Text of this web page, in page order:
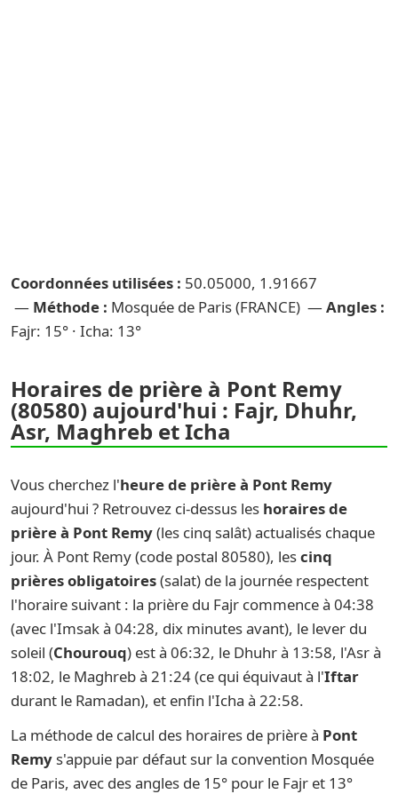
Coordonnées utilisées : 50.05000, 1.91667
— Méthode : Mosquée de Paris (FRANCE) — Angles :
Fajr: 15° · Icha: 13°
Horaires de prière à Pont Remy
(80580) aujourd'hui : Fajr, Dhuhr,
Asr, Maghreb et Icha
Vous cherchez l'heure de prière à Pont Remy
aujourd'hui ? Retrouvez ci-dessus les horaires de
prière à Pont Remy(les cinq salât) actualisés chaque
jour. À Pont Remy (code postal 80580), lescinq
prières obligatoires(salat) de la journée respectent
l'horaire suivant : la prière du Fajr commence à 04:38
(avec l'Imsak à 04:28, dix minutes avant), le lever du
soleil (Chourouq) est à 06:32, le Dhuhr à 13:58, l'Asr à
18:02, le Maghreb à 21:24 (ce qui équivaut à l'Iftar
durant le Ramadan), et enfin l'Icha à 22:58.
La méthode de calcul des horaires de prière à Pont
Remy s'appuie par défaut sur la convention Mosquée
de Paris, avec des angles de 15° pour le Fajr et 13°